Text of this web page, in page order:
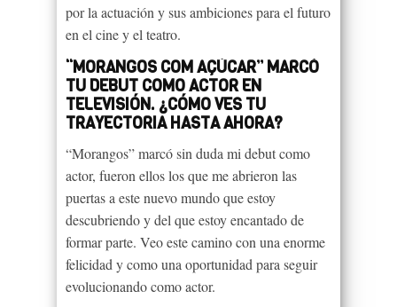
por la actuación y sus ambiciones para el futuro
en el cine y el teatro.
“MORANGOS COM AÇÚCAR” MARCÓ
TU DEBUT COMO ACTOR EN
TELEVISIÓN. ¿CÓMO VES TU
TRAYECTORIA HASTA AHORA?
“Morangos” marcó sin duda mi debut como
actor, fueron ellos los que me abrieron las
puertas a este nuevo mundo que estoy
descubriendo y del que estoy encantado de
formar parte. Veo este camino con una enorme
felicidad y como una oportunidad para seguir
evolucionando como actor.